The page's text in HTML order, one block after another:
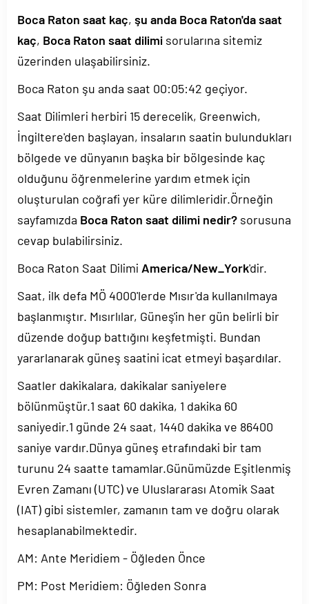
Boca Raton saat kaç, şu anda Boca Raton'da saat
kaç, Boca Raton saat dilimi sorularına sitemiz
üzerinden ulaşabilirsiniz.
Boca Raton şu anda saat 00:05:42 geçiyor.
Saat Dilimleri herbiri 15 derecelik, Greenwich,
İngiltere'den başlayan, insaların saatin bulundukları
bölgede ve dünyanın başka bir bölgesinde kaç
olduğunu öğrenmelerine yardım etmek için
oluşturulan coğrafi yer küre dilimleridir.Örneğin
sayfamızda Boca Raton saat dilimi nedir? sorusuna
cevap bulabilirsiniz.
Boca Raton Saat Dilimi America/New_York'dir.
Saat, ilk defa MÖ 4000'lerde Mısır'da kullanılmaya
başlanmıştır. Mısırlılar, Güneş'in her gün belirli bir
düzende doğup battığını keşfetmişti. Bundan
yararlanarak güneş saatini icat etmeyi başardılar.
Saatler dakikalara, dakikalar saniyelere
bölünmüştür.1 saat 60 dakika, 1 dakika 60
saniyedir.1 günde 24 saat, 1440 dakika ve 86400
saniye vardır.Dünya güneş etrafındaki bir tam
turunu 24 saatte tamamlar.Günümüzde Eşitlenmiş
Evren Zamanı (UTC) ve Uluslararası Atomik Saat
(IAT) gibi sistemler, zamanın tam ve doğru olarak
hesaplanabilmektedir.
AM: Ante Meridiem - Öğleden Önce
PM: Post Meridiem: Öğleden Sonra